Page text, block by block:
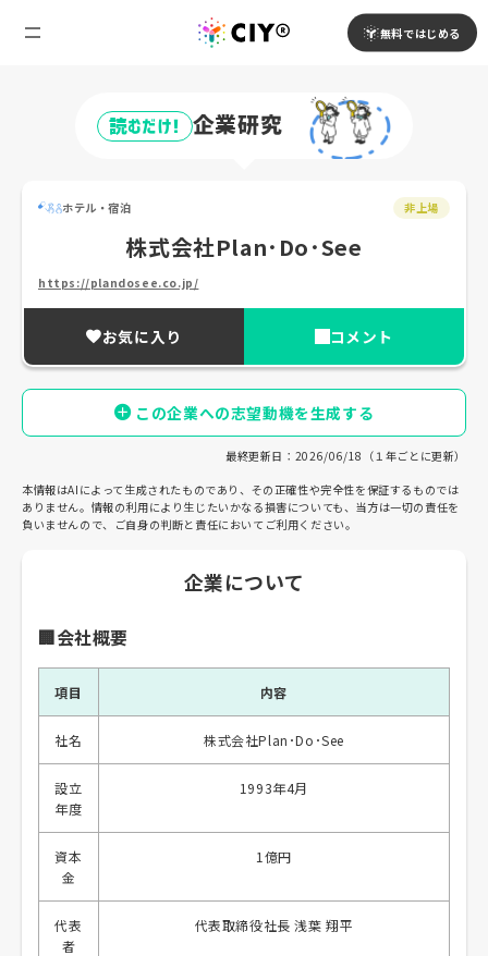
無料ではじめる
読むだけ! 企業研究
ホテル・宿泊 非上場
株式会社Plan･Do･See
https://plandosee.co.jp/
お気に入り コメント
この企業への志望動機を生成する
最終更新日：2026/06/18（１年ごとに更新）
本情報はAIによって生成されたものであり、その正確性や完全性を保証するものでは
ありません。情報の利用により生じたいかなる損害についても、当方は一切の責任を
負いませんので、ご自身の判断と責任においてご利用ください。
企業について
🏢会社概要
項目 内容
社名 株式会社Plan･Do･See
設立
年度
1993年4月
資本
金
1億円
代表
者
代表取締役社長 浅葉 翔平